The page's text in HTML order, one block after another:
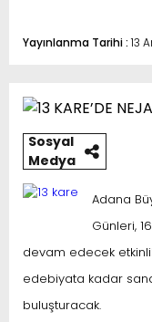
Yayınlanma Tarihi : 13
Sosyal
Medya
Adana
Günleri,
devam edecek
edebiyata kadar
buluşturacak.